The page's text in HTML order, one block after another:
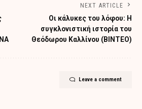
NEXT ARTICLE
Οι κάλυκες του λόφου: Η
συγκλονιστική ιστορία του
Θεόδωρου Καλλίνου (ΒΙΝΤΕΟ)
Leave a comment